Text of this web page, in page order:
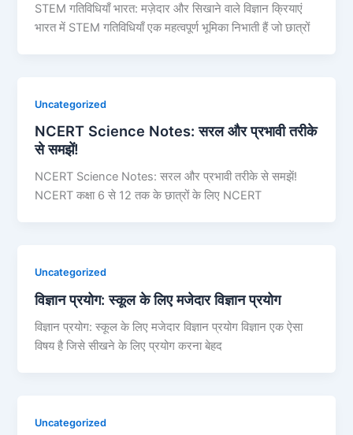
STEM गतिविधियाँ भारत: मज़ेदार और सिखाने वाले विज्ञान क्रियाएं
भारत में STEM गतिविधियाँ एक महत्वपूर्ण भूमिका निभाती हैं जो छात्रों
Uncategorized
NCERT Science Notes: सरल और प्रभावी तरीके
से समझें!
NCERT Science Notes: सरल और प्रभावी तरीके से समझें!
NCERT कक्षा 6 से 12 तक के छात्रों के लिए NCERT
Uncategorized
विज्ञान प्रयोग: स्कूल के लिए मजेदार विज्ञान प्रयोग
विज्ञान प्रयोग: स्कूल के लिए मजेदार विज्ञान प्रयोग विज्ञान एक ऐसा
विषय है जिसे सीखने के लिए प्रयोग करना बेहद
Uncategorized